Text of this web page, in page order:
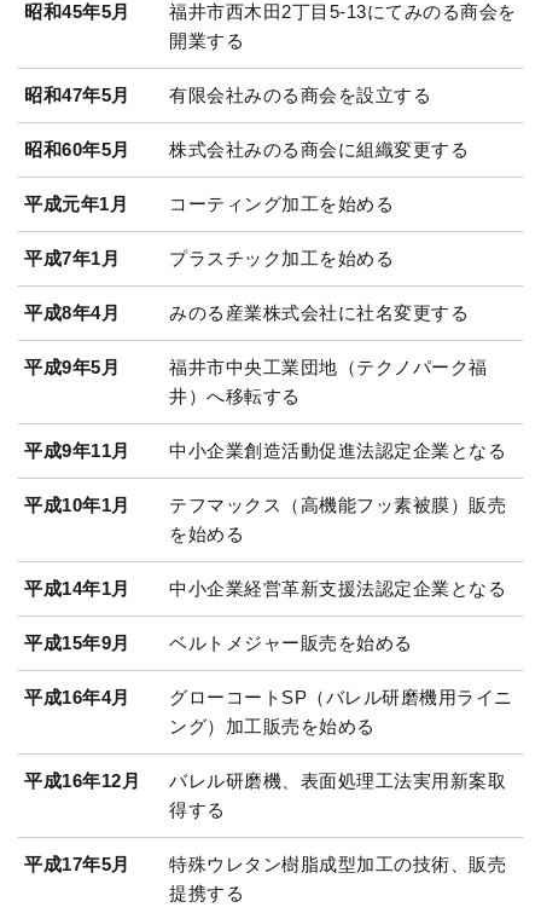
昭和45年5月
福井市西木田2丁目5-13にてみのる商会を
開業する
昭和47年5月 有限会社みのる商会を設立する
昭和60年5月 株式会社みのる商会に組織変更する
平成元年1月 コーティング加工を始める
平成7年1月 プラスチック加工を始める
平成8年4月 みのる産業株式会社に社名変更する
平成9年5月
福井市中央工業団地（テクノパーク福
井）へ移転する
平成9年11月 中小企業創造活動促進法認定企業となる
平成10年1月
テフマックス（高機能フッ素被膜）販売
を始める
平成14年1月 中小企業経営革新支援法認定企業となる
平成15年9月 ベルトメジャー販売を始める
平成16年4月
グローコートSP（バレル研磨機用ライニ
ング）加工販売を始める
平成16年12月
バレル研磨機、表面処理工法実用新案取
得する
平成17年5月
特殊ウレタン樹脂成型加工の技術、販売
提携する